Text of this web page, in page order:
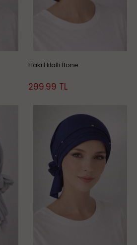
Haki Hilalli Bone
299.99 TL